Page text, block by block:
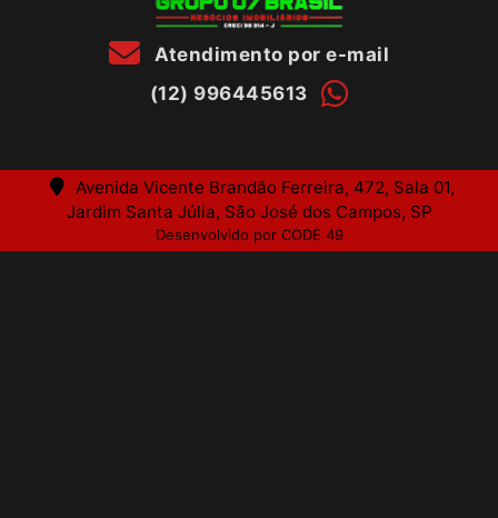
Atendimento por e-mail
(12) 996445613
Avenida Vicente Brandão Ferreira, 472, Sala 01,
Jardim Santa Júlia, São José dos Campos, SP
Desenvolvido por CODE 49